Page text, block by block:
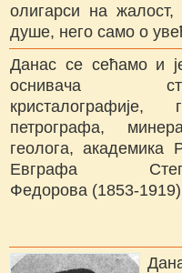
олигарси на
душе, него само о
Данас се сећамо и
оснивача
кристалографије,
петрографа,
геолога, академика
Евграфа
Федорова (1853-